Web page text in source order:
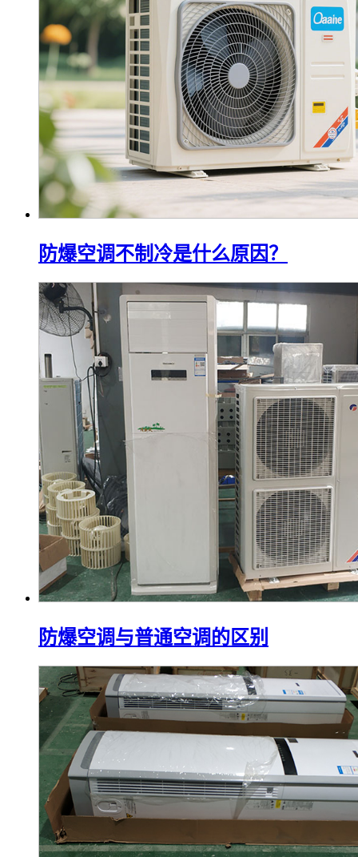
防爆空调不制冷是什么原因？
防爆空调与普通空调的区别